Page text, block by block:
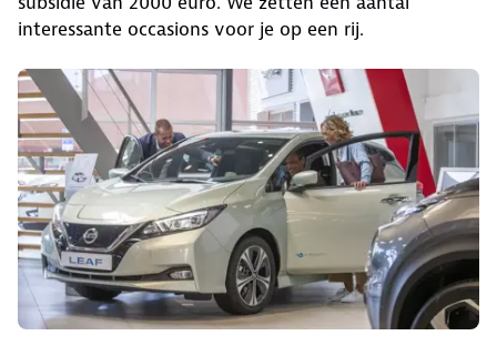
interessante occasions voor je op een rij.